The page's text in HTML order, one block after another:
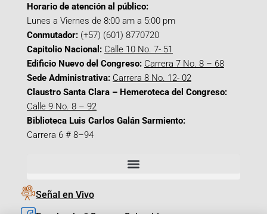
Horario de atención al público:
Lunes a Viernes de 8:00 am a 5:00 pm
Conmutador: (+57) (601) 8770720
Capitolio Nacional: Calle 10 No. 7- 51
Edificio Nuevo del Congreso: Carrera 7 No. 8 – 68
Sede Administrativa: Carrera 8 No. 12- 02
Claustro Santa Clara – Hemeroteca del Congreso:
Calle 9 No. 8 – 92
Biblioteca Luis Carlos Galán Sarmiento:
Carrera 6 # 8–94
Señal en Vivo